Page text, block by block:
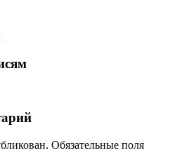
Обязательные поля